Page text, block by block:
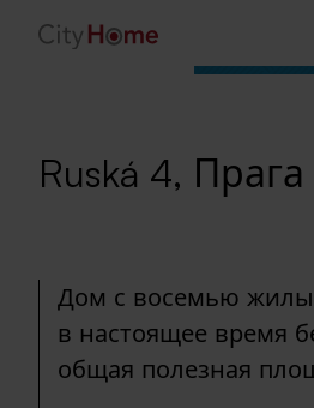
Ruská 4, Прага
Дом с восемью
в настоящее время
общая полезная